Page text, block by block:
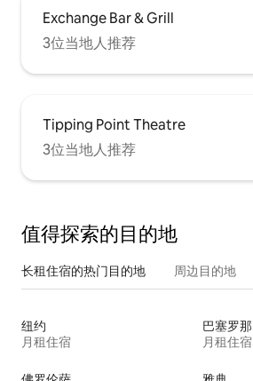
Exchange Bar & Grill
3位当地人推荐
Tipping Point Theatre
3位当地人推荐
值得探索的目的地
长租住宿的热门目的地 周边目的地
纽约
月租住宿
巴塞罗那
月租住宿